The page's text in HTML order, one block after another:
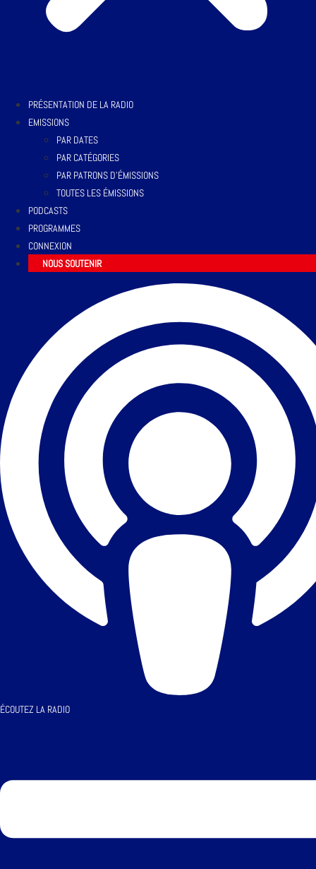
PRÉSENTATION DE LA RADIO
EMISSIONS
PAR DATES
PAR CATÉGORIES
PAR PATRONS D’ÉMISSIONS
TOUTES LES ÉMISSIONS
PODCASTS
PROGRAMMES
CONNEXION
NOUS SOUTENIR
ÉCOUTEZ LA RADIO